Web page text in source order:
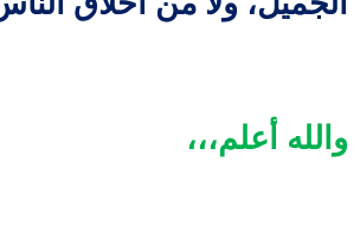
والله أعلم،،،